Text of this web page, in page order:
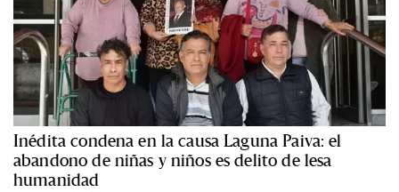
Inédita condena en la causa Laguna Paiva: el
abandono de niñas y niños es delito de lesa
humanidad